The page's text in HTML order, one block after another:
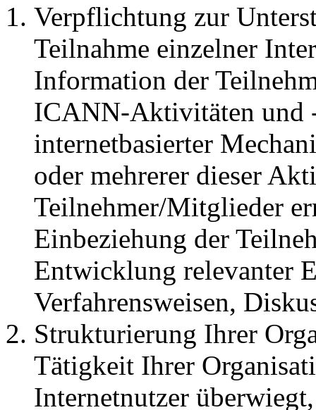
Verpflichtung zur
Teilnahme einzelner
Information der
ICANN-Aktivitäten und
internetbasierter
oder mehrerer dieser
Teilnehmer/Mitglieder
Einbeziehung der
Entwicklung relevanter
Verfahrensweisen,
Strukturierung Ihrer
Tätigkeit Ihrer
Internetnutzer